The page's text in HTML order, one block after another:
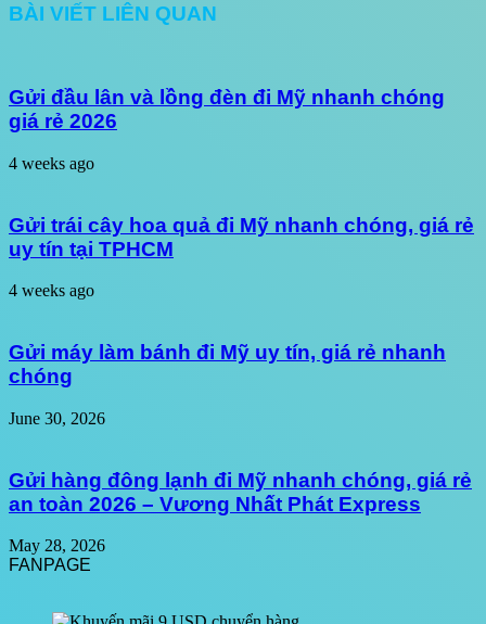
BÀI VIẾT LIÊN QUAN
Gửi đầu lân và lồng đèn đi Mỹ nhanh chóng
giá rẻ 2026
4 weeks ago
Gửi trái cây hoa quả đi Mỹ nhanh chóng, giá rẻ
uy tín tại TPHCM
4 weeks ago
Gửi máy làm bánh đi Mỹ uy tín, giá rẻ nhanh
chóng
June 30, 2026
Gửi hàng đông lạnh đi Mỹ nhanh chóng, giá rẻ
an toàn 2026 – Vương Nhất Phát Express
May 28, 2026
FANPAGE